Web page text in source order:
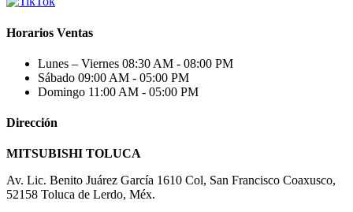
Horarios Ventas
Lunes – Viernes 08:30 AM - 08:00 PM
Sábado 09:00 AM - 05:00 PM
Domingo 11:00 AM - 05:00 PM
Dirección
MITSUBISHI TOLUCA
Av. Lic. Benito Juárez García 1610 Col, San Francisco Coaxusco,
52158 Toluca de Lerdo, Méx.